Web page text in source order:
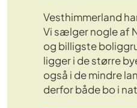
Vesthimmerland
Vi sælger nogle af
og billigste
ligger i de større
også i de mindre
derfor både bo i